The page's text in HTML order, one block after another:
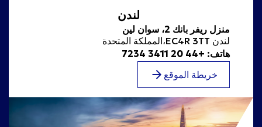
لندن
منزل ريفر بانك 2، سوان لين
لندن EC4R 3TT،المملكة المتحدة
هاتف: +44 20 3411 7234
خريطة الموقع